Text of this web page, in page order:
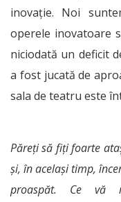
inovație. Noi
operele inovatoare
niciodată un deficit
a fost jucată de
sala de teatru este
Păreți să fiți foarte
și, în același timp,
proaspăt. Ce vă